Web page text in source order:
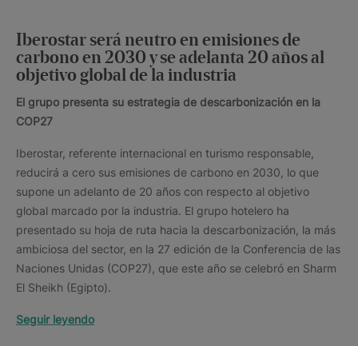
Iberostar será neutro en emisiones de
carbono en 2030 y se adelanta 20 años al
objetivo global de la industria
El grupo presenta su estrategia de descarbonización en la
COP27
Iberostar, referente internacional en turismo responsable,
reducirá a cero sus emisiones de carbono en 2030, lo que
supone un adelanto de 20 años con respecto al objetivo
global marcado por la industria. El grupo hotelero ha
presentado su hoja de ruta hacia la descarbonización, la más
ambiciosa del sector, en la 27 edición de la Conferencia de las
Naciones Unidas (COP27), que este año se celebró en Sharm
El Sheikh (Egipto).
Seguir leyendo